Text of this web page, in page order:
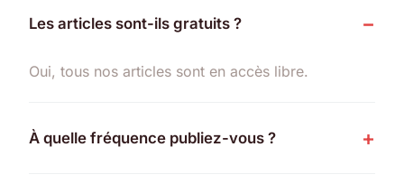
Les articles sont-ils gratuits ?
Oui, tous nos articles sont en accès libre.
À quelle fréquence publiez-vous ?